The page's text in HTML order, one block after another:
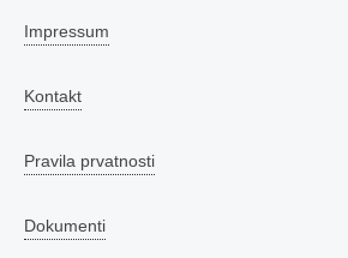
Impressum
Kontakt
Pravila prvatnosti
Dokumenti